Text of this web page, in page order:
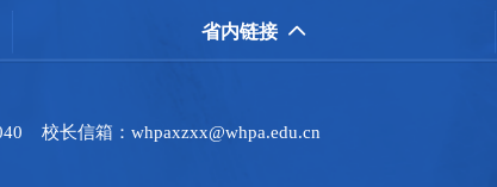
省内链接 
校长信箱：whpaxzxx@whpa.edu.cn